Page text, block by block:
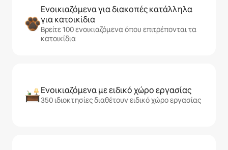
Ενοικιαζόμενα για διακοπές κατάλληλα
για κατοικίδια
Βρείτε 100 ενοικιαζόμενα όπου επιτρέπονται τα
κατοικίδια
Ενοικιαζόμενα με ειδικό χώρο εργασίας
350 ιδιοκτησίες διαθέτουν ειδικό χώρο εργασίας